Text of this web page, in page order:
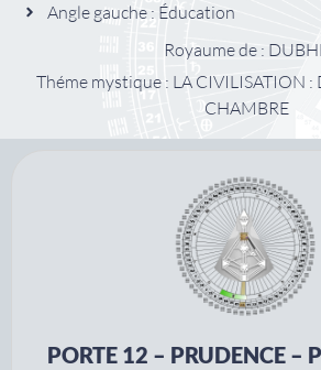
Angle gauche : Éducation
Royaume de :
Théme mystique : LA CIVILISATION :
CHAMBRE
PORTE 12 – PRUDENCE –